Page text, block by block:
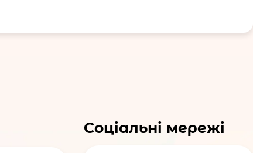
Соціальні мережі